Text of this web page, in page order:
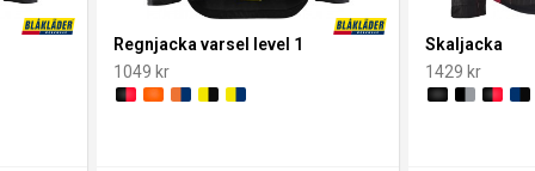
Regnjacka varsel level 1
1049 kr
Skaljacka
1429 kr